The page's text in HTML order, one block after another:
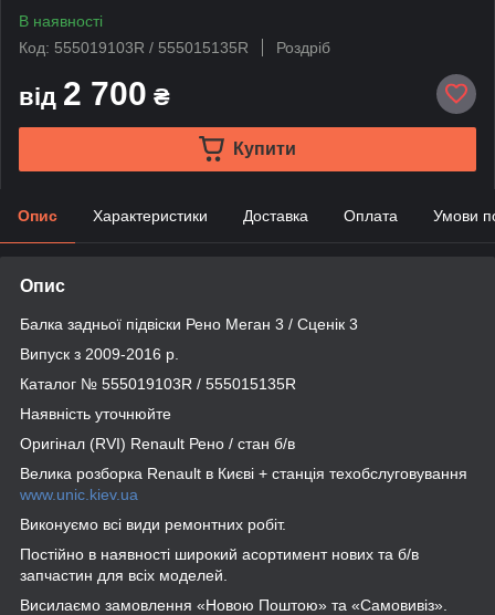
В наявності
Код: 555019103R / 555015135R
Роздріб
від 2 700 ₴
Купити
Опис Характеристики Доставка Оплата Умови
Опис
Балка задньої підвіски Рено Меган 3 / Сценік 3
Випуск з 2009-2016 р.
Каталог № 555019103R / 555015135R
Наявність уточнюйте
Оригінал (RVI) Renault Рено / стан б/в
Велика розборка Renault в Києві + станція техобслуговування
www.unic.kiev.ua
Виконуємо всі види ремонтних робіт.
Постійно в наявності широкий асортимент нових та б/в
запчастин для всіх моделей.
Висилаємо замовлення «Новою Поштою» та «Самовивіз».